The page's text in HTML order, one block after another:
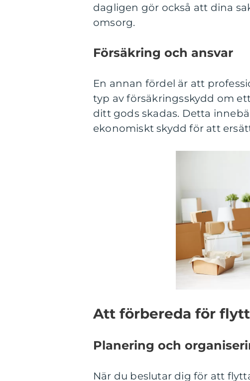
dagligen gör också att dina
omsorg.
Försäkring och ansvar
En annan fördel är att
typ av försäkringsskydd om
ditt gods skadas. Detta
ekonomiskt skydd för att
Att förbereda för
Planering och
När du beslutar dig för att